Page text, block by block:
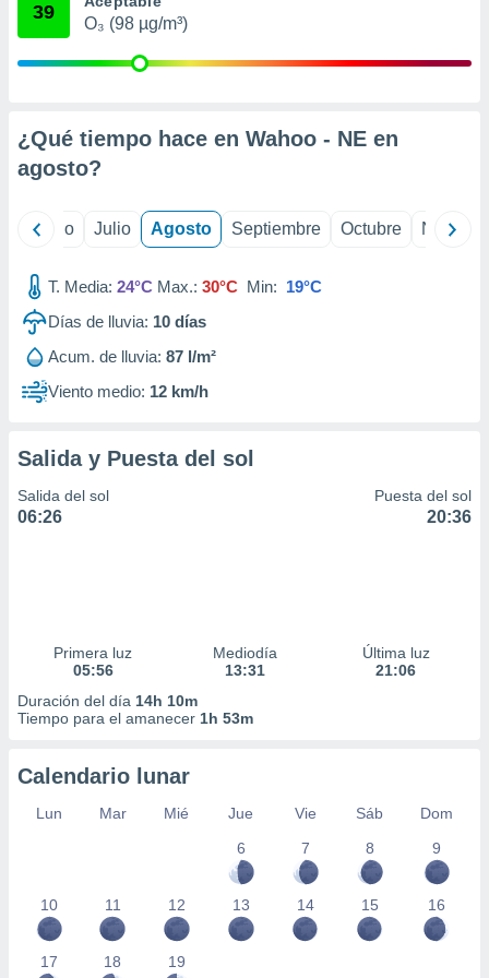
publicidad
1199
39
O₃ (98 µg/m³)
¿Qué tiempo hace en Wahoo - NE en
agosto?
Junio Julio Agosto Septiembre Octubre
T. Media: 24°C Max.: 30°C Min: 19°C
Días de lluvia: 10 días
Acum. de lluvia: 87 l/m²
Viento medio: 12 km/h
Salida y Puesta del sol
Salida del sol
06:26
Puesta del sol
20:36
Primera luz
05:56
Mediodía
13:31
Última luz
21:06
Duración del día 14h 10m
Tiempo para el amanecer 1h 53m
Calendario lunar
Lun Mar Mié Jue Vie Sáb
Dom
6
7 8 9
10 11 12 13 14 15 16
17 18 19